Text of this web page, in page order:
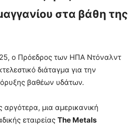
στα βάθη της
ο Πρόεδρος των ΗΠΑ Ντόναλντ
διάταγμα για την
βαθέων υδάτων.
αργότερα, μια αμερικανική
εταιρείας The Metals